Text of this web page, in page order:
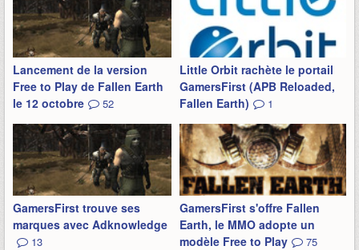
Lancement de la version
Free to Play de Fallen Earth
le 12 octobre
52
Little Orbit rachète le portail
GamersFirst (APB Reloaded,
Fallen Earth)
1
GamersFirst trouve ses
marques avec Adknowledge
13
GamersFirst s'offre Fallen
Earth, le MMO adopte un
modèle Free to Play
75